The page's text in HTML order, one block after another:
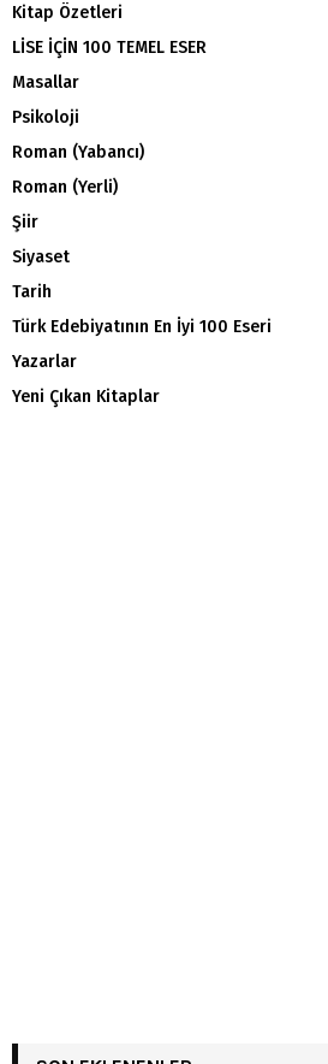
Kitap Özetleri
LİSE İÇİN 100 TEMEL ESER
Masallar
Psikoloji
Roman (Yabancı)
Roman (Yerli)
Şiir
Siyaset
Tarih
Türk Edebiyatının En İyi 100 Eseri
Yazarlar
Yeni Çıkan Kitaplar